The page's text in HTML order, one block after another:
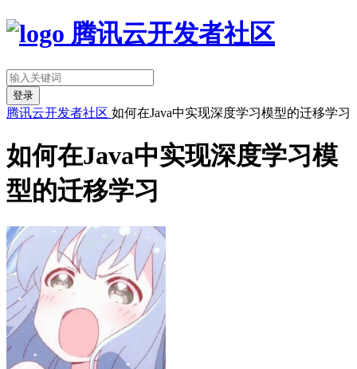
腾讯云开发者社区
登录
腾讯云开发者社区 如何在Java中实现深度学习模型的迁移学习
如何在Java中实现深度学习模
型的迁移学习